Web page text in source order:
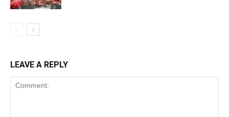
LEAVE A REPLY